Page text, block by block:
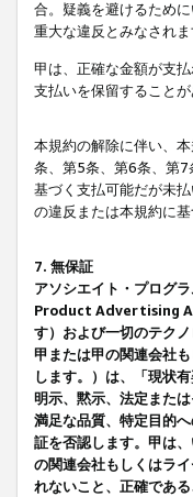
合。疑義を避けるため
重大な違反とみなされま
甲は、正確な金額が支
支払いを保留することが
本規約の解除に伴い、
条、第5条、第6条、第
基づく支払可能だが未
の違反または本規約に
7. 無保証
アソシエイト・プログ
Product Advertising
す）および一切のテク
甲または甲の関連会社
します。）は、「現状
明示、黙示、法定また
満足な品質、特定目的
証を否認します。甲は
の関連会社もしくはラ
れないこと、正確であ